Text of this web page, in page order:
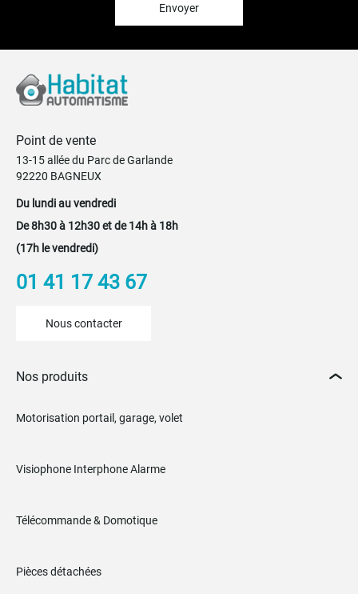
Envoyer
Point de vente
13-15 allée du Parc de Garlande
92220 BAGNEUX
Du lundi au vendredi
De 8h30 à 12h30 et de 14h à 18h
(17h le vendredi)
01 41 17 43 67
Nous contacter
Nos produits
Motorisation portail, garage, volet
Visiophone Interphone Alarme
Télécommande & Domotique
Pièces détachées